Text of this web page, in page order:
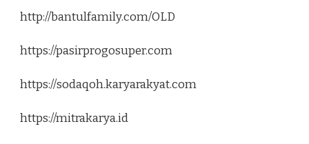
http://bantulfamily.com/OLD
https://pasirprogosuper.com
https://sodaqoh.karyarakyat.com
https://mitrakarya.id